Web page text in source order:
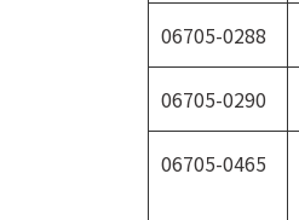
06705-0288
06705-0290
06705-0465